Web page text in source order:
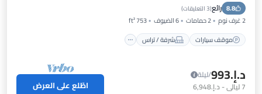
8.8 رائع(3 التعليقات )
2 غرف نوم 2 حمامات 6 الضيوف
753 ft²
موقف سيارات
شرفة / تراس
إنترنت
د.إ.‏993
/ليلة
7ليالي- د.إ.‏6,948 اطّلع على العرض